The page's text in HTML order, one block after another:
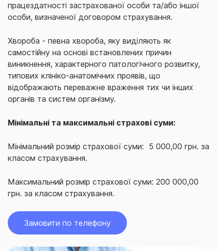
працездатності застрахованої особи та/або іншої
особи, визначеної договором страхування.
Хвороба - певна хвороба, яку виділяють як
самостійну на основі встановлених причин
виникнення, характерного патологічного розвитку,
типових клініко-анатомічних проявів, що
відображають переважне враження тих чи інших
органів та систем організму.
Мінімальні та максимальні страхові суми:
Мінімальний розмір страхової суми: 5 000,00 грн. за
класом страхування.
Максимальний розмір страхової суми: 200 000,00
грн. за класом страхування.
Замовити по телефону